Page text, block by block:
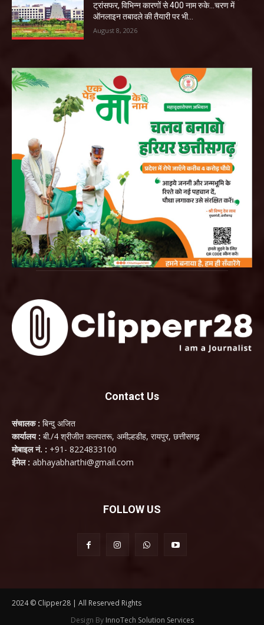
ट्रांसफर, विभिन्न कारणों से 400 नाम रुके…चरण में
ऑनलाइन तबादले की तैयारी पर भी...
August 8, 2026
Contact Us
संचालक : बिन्दु अजित
कार्यालय : बी./4 श्रीजीत कलपतरू, अमील्हडीह, रायपुर, छत्तीसगढ़
मोबाइल नं. : +91- 8224833100
ईमेल : abhayabharthi@gmail.com
FOLLOW US
2024 © Clipper28 | All Reserved Rights
Design By InnoTech Solution Services